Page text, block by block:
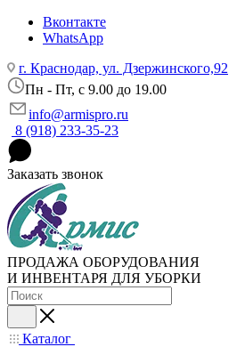
Вконтакте
WhatsApp
г. Краснодар, ул. Дзержинского,92
Пн - Пт, c 9.00 до 19.00
info@armispro.ru
8 (918) 233-35-23
Заказать звонок
ПРОДАЖА ОБОРУДОВАНИЯ
И ИНВЕНТАРЯ ДЛЯ УБОРКИ
Каталог